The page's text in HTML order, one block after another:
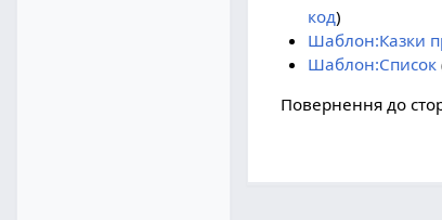
код)
Шаблон:Казки
Шаблон:Список
Повернення до